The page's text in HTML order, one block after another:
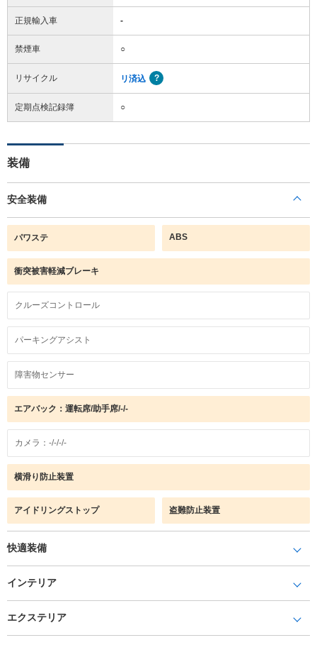
正規輸入車 -
禁煙車 ○
リサイクル リ済込
定期点検記録簿 ○
装備
安全装備
パワステ ABS
衝突被害軽減ブレーキ
クルーズコントロール
パーキングアシスト
障害物センサー
エアバック：運転席/助手席/-/-
カメラ：-/-/-/-
横滑り防止装置
アイドリングストップ 盗難防止装置
快適装備
インテリア
エクステリア